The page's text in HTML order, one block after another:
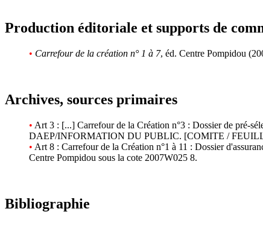
Production éditoriale et supports de
• Carrefour de la création n° 1 à 7, éd. Centre Pompidou
Archives, sources primaires
• Art 3 : [...] Carrefour de la Création n°3 : Dossier de pré-
DAEP/INFORMATION DU PUBLIC. [COMITE /
• Art 8 : Carrefour de la Création n°1 à 11 : Dossier
Centre Pompidou sous la cote 2007W025 8.
Bibliographie